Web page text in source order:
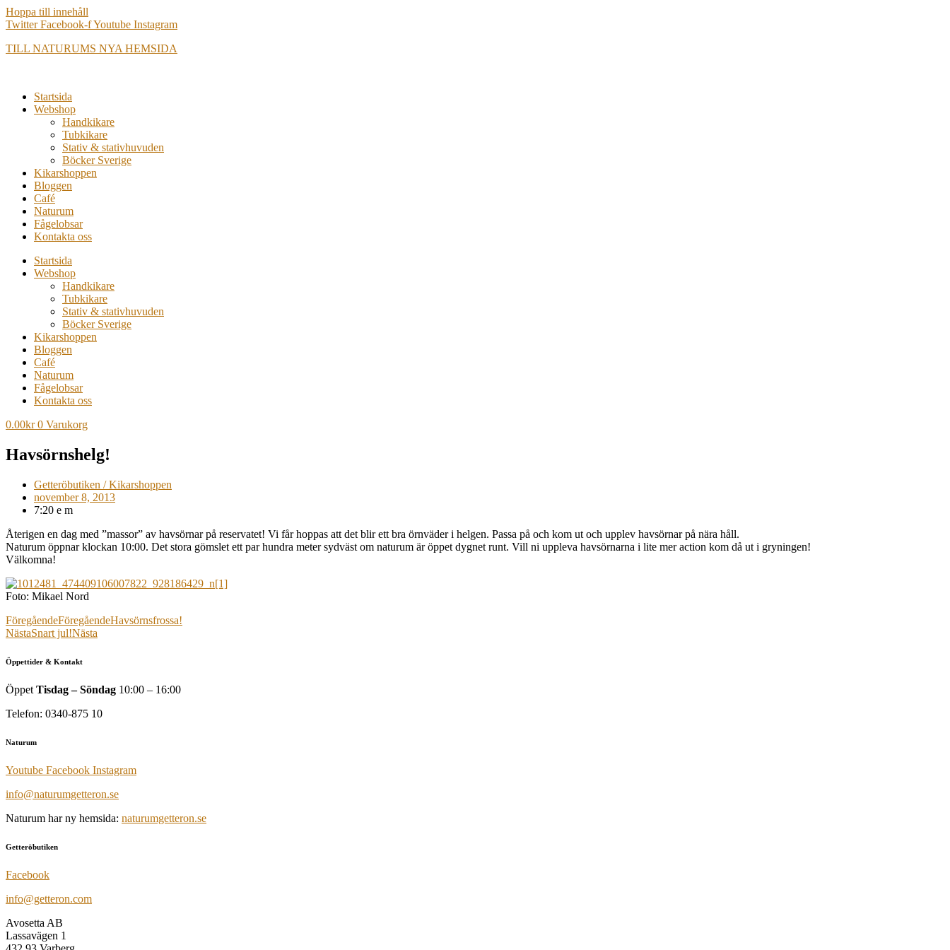
Hoppa till innehåll
Twitter Facebook-fYoutube Instagram
TILL NATURUMS NYA HEMSIDA
Startsida
Webshop
Handkikare
Tubkikare
Stativ & stativhuvuden
Böcker Sverige
Kikarshoppen
Bloggen
Café
Naturum
Fågelobsar
Kontakta oss
Startsida
Webshop
Handkikare
Tubkikare
Stativ & stativhuvuden
Böcker Sverige
Kikarshoppen
Bloggen
Café
Naturum
Fågelobsar
Kontakta oss
0.00kr 0 Varukorg
Havsörnshelg!
Getteröbutiken / Kikarshoppen
november 8, 2013
7:20 e m
Återigen en dag med ”massor” av havsörnar på reservatet! Vi får hoppas att det blir ett bra örnväder i helgen. Passa på och kom ut och upplev havsörnar på nära håll.
Naturum öppnar klockan 10:00. Det stora gömslet ett par hundra meter sydväst om naturum är öppet dygnet runt. Vill ni uppleva havsörnarna i lite mer action kom då ut i gryningen!
Välkomna!
Foto: Mikael Nord
FöregåendeFöregåendeHavsörnsfrossa!
NästaSnart jul!Nästa
Öppettider & Kontakt
Öppet Tisdag – Söndag 10:00 – 16:00
Telefon: 0340-875 10
Naturum
Youtube Facebook Instagram
info@naturumgetteron.se
Naturum har ny hemsida: naturumgetteron.se
Getteröbutiken
Facebook
info@getteron.com
Avosetta AB
Lassavägen 1